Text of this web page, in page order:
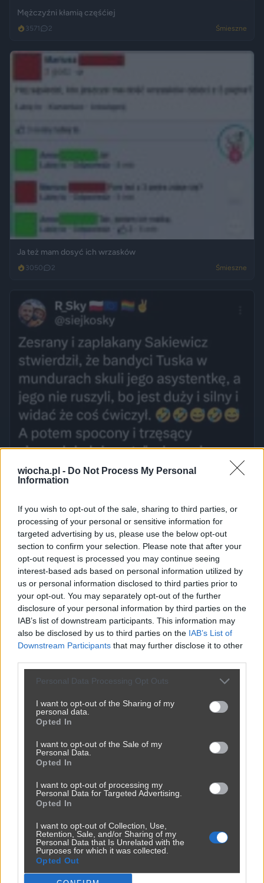
wiocha.pl - Do Not Process My Personal
Information
If you wish to opt-out of the sale, sharing to third parties, or
processing of your personal or sensitive information for
targeted advertising by us, please use the below opt-out
section to confirm your selection. Please note that after your
opt-out request is processed you may continue seeing
interest-based ads based on personal information utilized by
us or personal information disclosed to third parties prior to
your opt-out. You may separately opt-out of the further
disclosure of your personal information by third parties on the
IAB’s list of downstream participants. This information may
also be disclosed by us to third parties on the IAB’s List of
Downstream Participants that may further disclose it to other
Personal Data Processing Opt Outs
I want to opt-out of the Sharing of my
personal data.
Opted In
I want to opt-out of the Sale of my
Personal Data.
Opted In
I want to opt-out of processing my
Personal Data for Targeted Advertising.
Opted In
I want to opt-out of Collection, Use,
Retention, Sale, and/or Sharing of my
Personal Data that Is Unrelated with the
Purposes for which it was collected.
Opted Out
Mężczyźni kłamią częśćiej
3571 2 Śmieszne
Ja też mam dosyć ich wrzasków
3050 2 Śmieszne